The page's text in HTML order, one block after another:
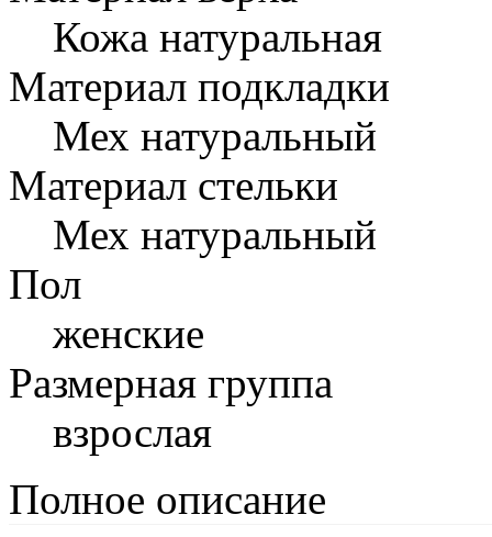
Кожа натуральная
Материал подкладки
Мех натуральный
Материал стельки
Мех натуральный
Пол
женские
Размерная группа
взрослая
Полное описание